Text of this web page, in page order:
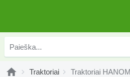
Traktoriai Traktoriai